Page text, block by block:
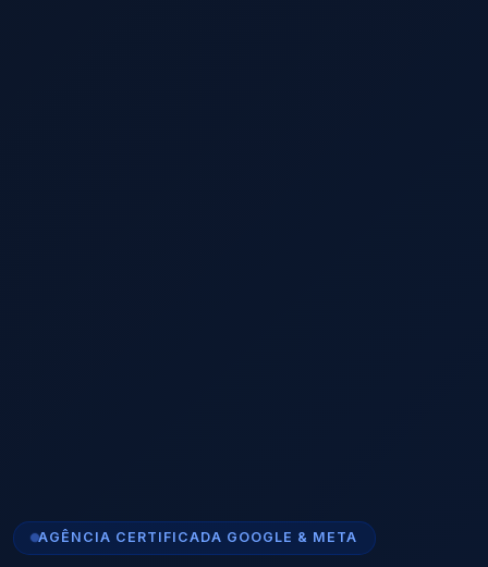
AGÊNCIA CERTIFICADA GOOGLE & META